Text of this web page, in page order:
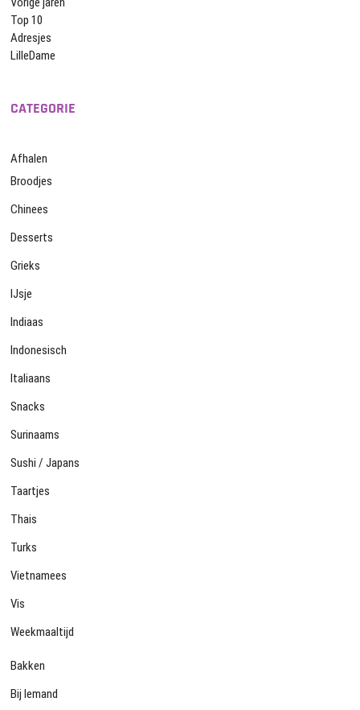
Top 10
Adresjes
LilleDame
CATEGORIE
Afhalen
Broodjes
Chinees
Desserts
Grieks
IJsje
Indiaas
Indonesisch
Italiaans
Snacks
Surinaams
Sushi / Japans
Taartjes
Thais
Turks
Vietnamees
Vis
Weekmaaltijd
Bakken
Bij Iemand